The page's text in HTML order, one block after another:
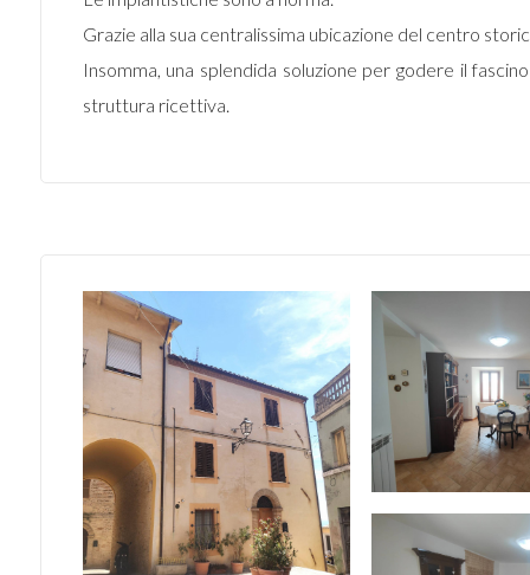
Grazie alla sua centralissima ubicazione del centro
Insomma, una splendida soluzione per godere il
struttura ricettiva.